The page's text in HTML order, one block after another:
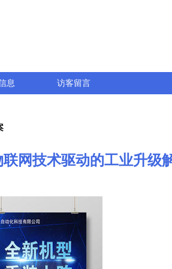
息 访客留言
网技术驱动的工业升级